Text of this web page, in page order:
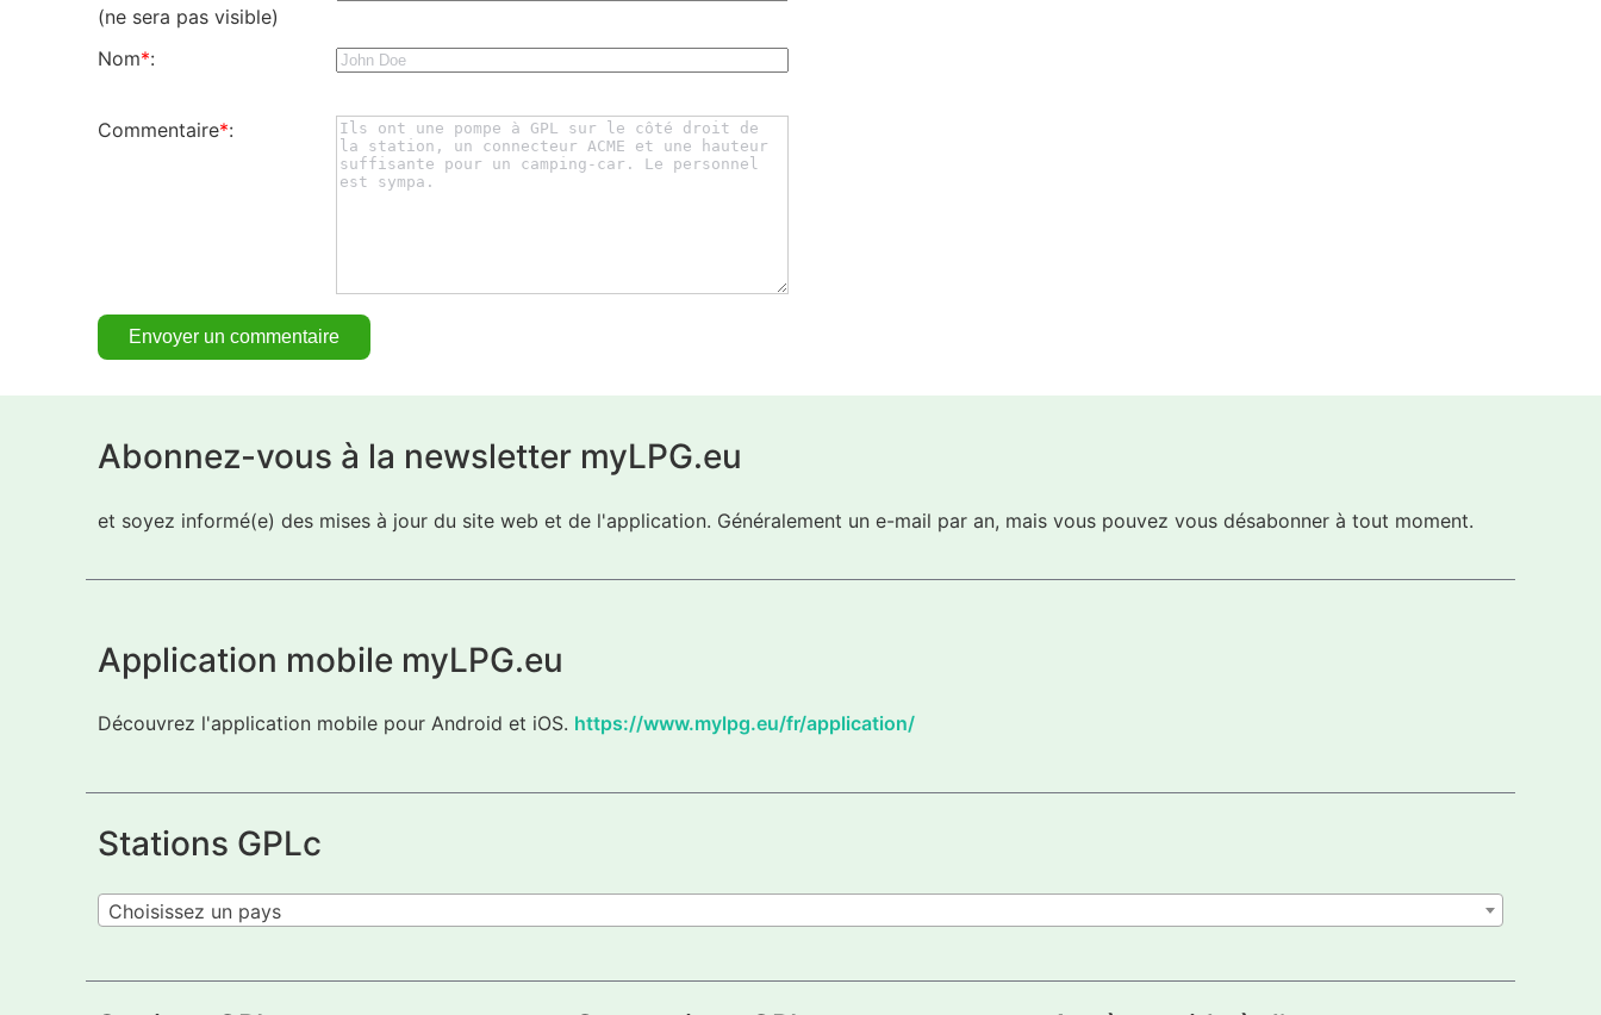
(ne sera pas visible)
Nom*:
Commentaire*:
Abonnez-vous à la newsletter myLPG.eu
et soyez informé(e) des mises à jour du site web et de l'application. Généralement un e-mail par an, mais vous pouvez vous désabonner à tout moment.
Application mobile myLPG.eu
Découvrez l'application mobile pour Android et iOS. https://www.mylpg.eu/fr/application/
Stations GPLc
Choisissez un pays